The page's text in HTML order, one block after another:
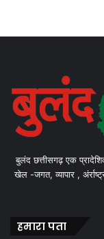
बुलंद छत्तीसगढ़ एक
खेल -जगत, व्यापार ,
हमारा पता